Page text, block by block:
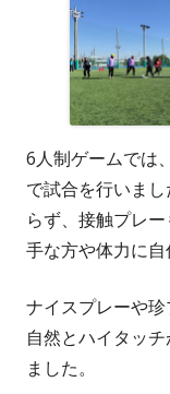
6人制ゲームでは
で試合を行いま
らず、接触プレ
手な方や体力に自
ナイスプレーや珍
自然とハイタッ
ました。